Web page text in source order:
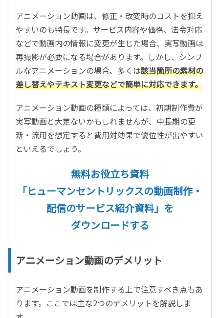
アニメーション動画は、修正・改変時のコストを抑え
やすいのも特長です。サービス内容や価格、法令対応
などで動画内の情報に変更が生じた場合、実写動画は
再撮影が必要になる場合があります。しかし、シンプ
ルなアニメーションの場合、多くは該当箇所の素材の
差し替えやテキスト変更などで簡単に対応できます。
アニメーション動画の種類によっては、初期制作費が
実写動画と大差ないかもしれませんが、中長期の更
新・流用を想定すると費用対効果で優位性が出やすい
といえるでしょう。
無料お役立ち資料
「ヒューマンセントリックスの動画制作・
配信のサービス紹介資料」を
ダウンロードする
アニメーション動画のデメリット
アニメーション動画を制作する上で注意すべき点もあ
ります。ここでは主な2つのデメリットを解説しま